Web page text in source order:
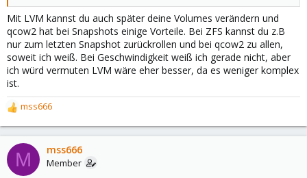
Mit LVM kannst du auch später deine Volumes verändern und
qcow2 hat bei Snapshots einige Vorteile. Bei ZFS kannst du z.B
nur zum letzten Snapshot zurückrollen und bei qcow2 zu allen,
soweit ich weiß. Bei Geschwindigkeit weiß ich gerade nicht, aber
ich würd vermuten LVM wäre eher besser, da es weniger komplex
ist.
R
e
a
c
t
mss666
M mss666
Member